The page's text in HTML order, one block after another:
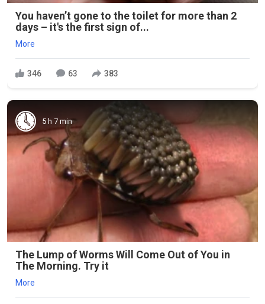
You haven’t gone to the toilet for more than 2
days – it's the first sign of...
More
346 63 383
5 h 7 min
The Lump of Worms Will Come Out of You in
The Morning. Try it
More